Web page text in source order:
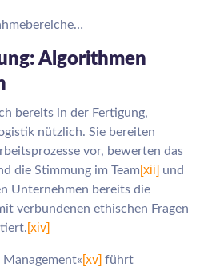
Algorithmen
bereits in der Fertigung,
nützlich. Sie bereiten
vor, bewerten das
die Stimmung im Team[xii] und
Unternehmen bereits die
verbundenen ethischen Fragen
[xiv]
[xv] führt